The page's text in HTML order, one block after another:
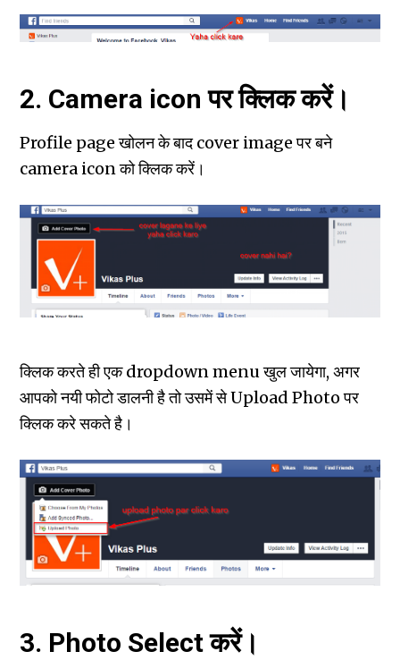
2. Camera icon पर क्लिक करें।
Profile page खोलन के बाद cover image पर बने
camera icon को क्लिक करें।
क्लिक करते ही एक dropdown menu खुल जायेगा, अगर
आपको नयी फोटो डालनी है तो उसमें से Upload Photo पर
क्लिक करे सकते है।
3. Photo Select करें।